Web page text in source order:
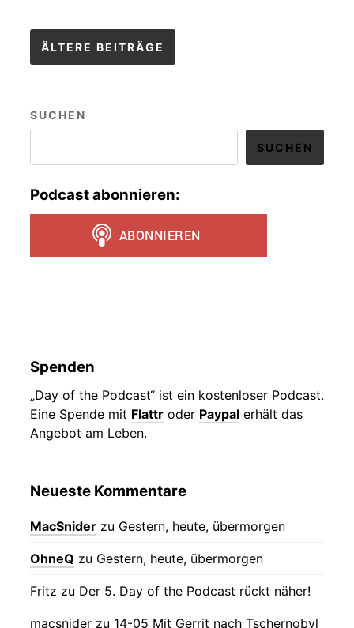
Beitragsnavigation
ÄLTERE BEITRÄGE
SUCHEN
SUCHEN
Podcast abonnieren:
Spenden
„Day of the Podcast“ ist ein kostenloser Podcast.
Eine Spende mit Flattr oder Paypal erhält das
Angebot am Leben.
Neueste Kommentare
MacSnider zu Gestern, heute, übermorgen
OhneQ zu Gestern, heute, übermorgen
Fritz zu Der 5. Day of the Podcast rückt näher!
macsnider zu 14-05 Mit Gerrit nach Tschernobyl